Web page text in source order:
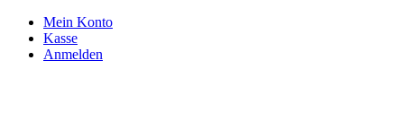
Mein Konto
Kasse
Anmelden